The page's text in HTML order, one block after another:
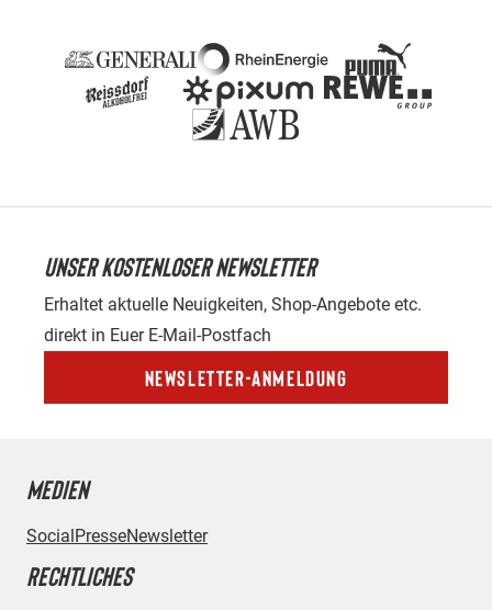
UNSER KOSTENLOSER NEWSLETTER
Erhaltet aktuelle Neuigkeiten, Shop-Angebote etc.
direkt in Euer E-Mail-Postfach
Newsletter-Anmeldung
MEDIEN
SocialPresseNewsletter
RECHTLICHES